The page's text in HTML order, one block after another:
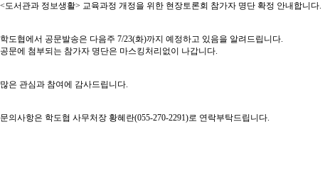
<도서관과 정보생활> 교육과정 개정을 위한 현장토론회 참가자 명단 확정 안내합니다.
학도협에서 공문발송은 다음주 7/23(화)까지 예정하고 있음을 알려드립니다.
공문에 첨부되는 참가자 명단은 마스킹처리없이 나갑니다.
많은 관심과 참여에 감사드립니다.
문의사항은 학도협 사무처장 황혜란(055-270-2291)로 연락부탁드립니다.